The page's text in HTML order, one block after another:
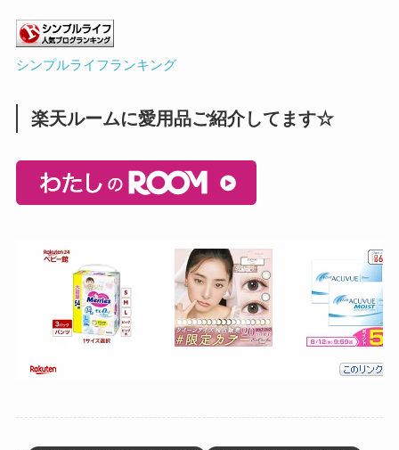
シンプルライフランキング
楽天ルームに愛用品ご紹介してます☆